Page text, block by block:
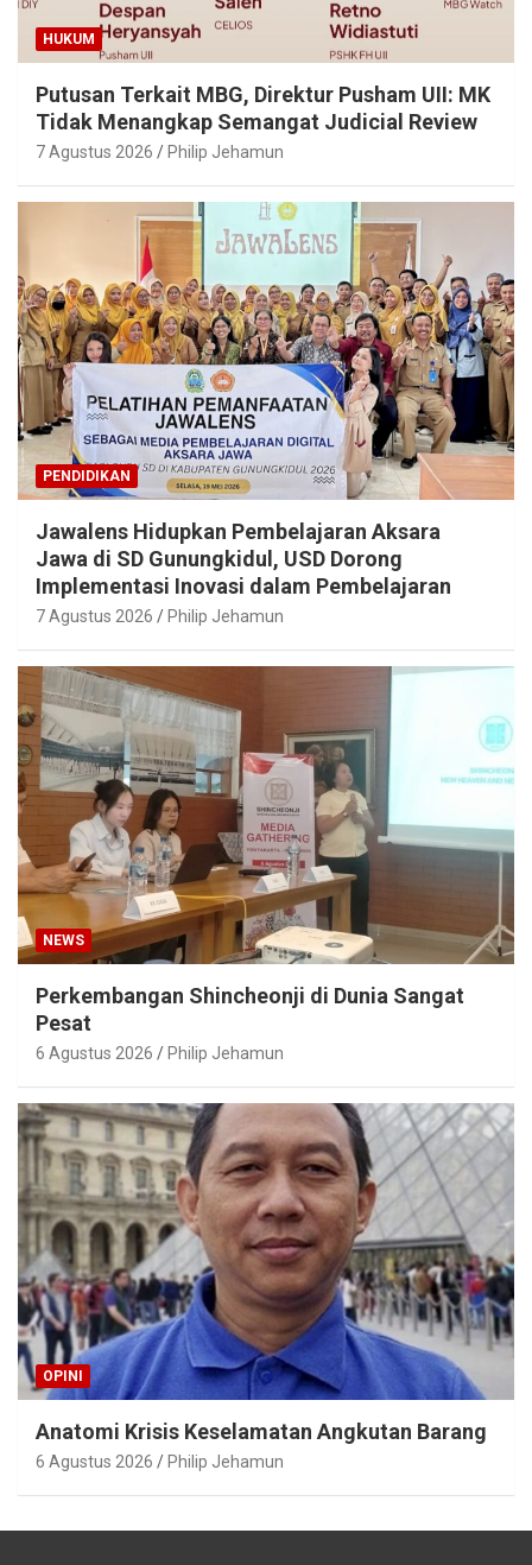
HUKUM
Putusan Terkait MBG, Direktur Pusham UII: MK
Tidak Menangkap Semangat Judicial Review
7 Agustus 2026 Philip Jehamun
PENDIDIKAN
Jawalens Hidupkan Pembelajaran Aksara
Jawa di SD Gunungkidul, USD Dorong
Implementasi Inovasi dalam Pembelajaran
7 Agustus 2026 Philip Jehamun
NEWS
Perkembangan Shincheonji di Dunia Sangat
Pesat
6 Agustus 2026 Philip Jehamun
OPINI
Anatomi Krisis Keselamatan Angkutan Barang
6 Agustus 2026 Philip Jehamun